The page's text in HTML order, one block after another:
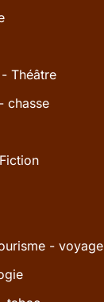
Théâtre
chasse
- voyage